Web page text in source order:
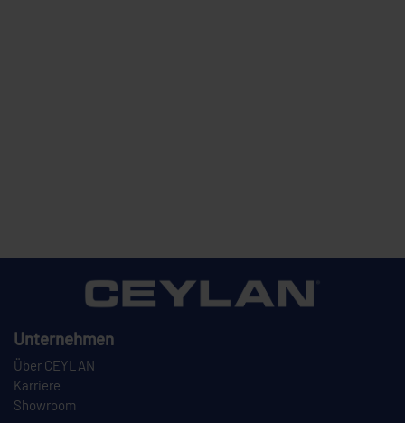
Unternehmen
Über CEYLAN
Karriere
Showroom